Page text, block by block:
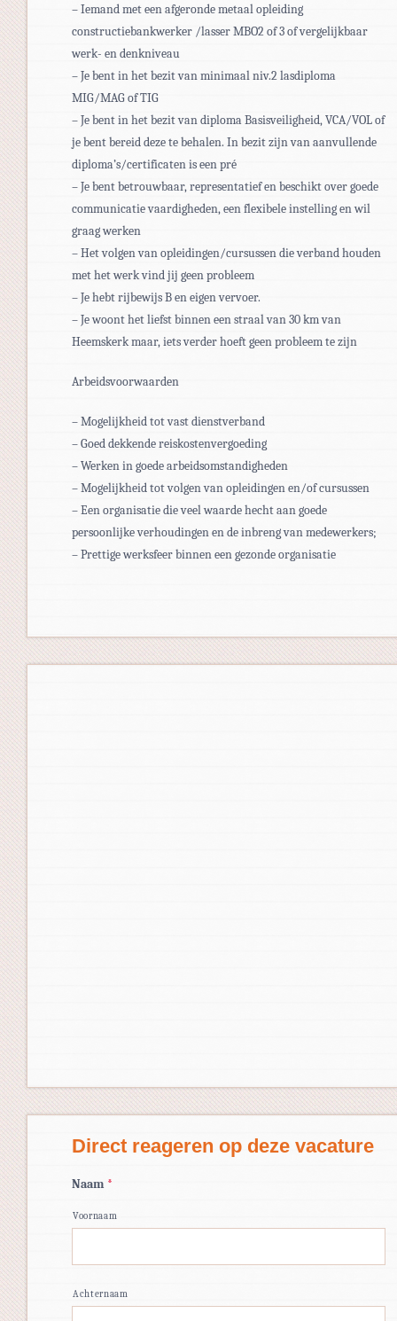
– Iemand met een afgeronde metaal opleiding
constructiebankwerker /lasser MBO2 of 3 of vergelijkbaar
werk- en denkniveau
– Je bent in het bezit van minimaal niv.2 lasdiploma
MIG/MAG of TIG
– Je bent in het bezit van diploma Basisveiligheid, VCA/VOL of
je bent bereid deze te behalen. In bezit zijn van aanvullende
diploma’s/certificaten is een pré
– Je bent betrouwbaar, representatief en beschikt over goede
communicatie vaardigheden, een flexibele instelling en wil
graag werken
– Het volgen van opleidingen/cursussen die verband houden
met het werk vind jij geen probleem
– Je hebt rijbewijs B en eigen vervoer.
– Je woont het liefst binnen een straal van 30 km van
Heemskerk maar, iets verder hoeft geen probleem te zijn
Arbeidsvoorwaarden
– Mogelijkheid tot vast dienstverband
– Goed dekkende reiskostenvergoeding
– Werken in goede arbeidsomstandigheden
– Mogelijkheid tot volgen van opleidingen en/of cursussen
– Een organisatie die veel waarde hecht aan goede
persoonlijke verhoudingen en de inbreng van medewerkers;
– Prettige werksfeer binnen een gezonde organisatie
Direct reageren op deze vacature
Naam *
Voornaam
Achternaam